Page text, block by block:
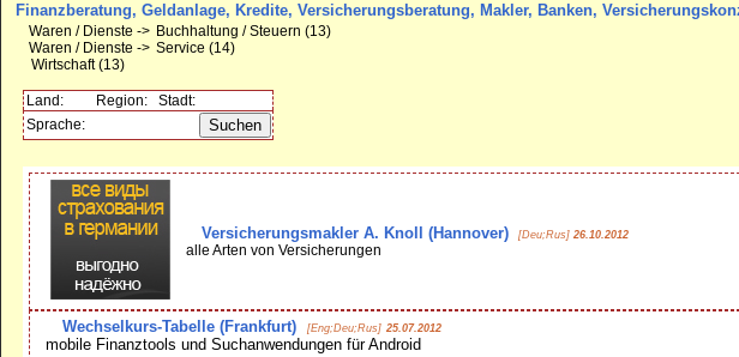
Finanzberatung, Geldanlage, Kredite, Versicherungsberatung, Makler, Banken,
Waren / Dienste -> Buchhaltung / Steuern (13)
Waren / Dienste -> Service (14)
Wirtschaft(13)
Land: Region:
Stadt:
Sprache:
Versicherungsmakler A. Knoll (Hannover) [Deu;Rus] 26.10.2012
alle Arten von Versicherungen
Wechselkurs-Tabelle (Frankfurt) [Eng;Deu;Rus] 25.07.2012
mobile Finanztools und Suchanwendungen für Android